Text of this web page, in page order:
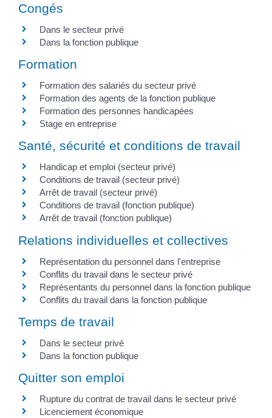
Congés
Dans le secteur privé
Dans la fonction publique
Formation
Formation des salariés du secteur privé
Formation des agents de la fonction publique
Formation des personnes handicapées
Stage en entreprise
Santé, sécurité et conditions de travail
Handicap et emploi (secteur privé)
Conditions de travail (secteur privé)
Arrêt de travail (secteur privé)
Conditions de travail (fonction publique)
Arrêt de travail (fonction publique)
Relations individuelles et collectives
Représentation du personnel dans l'entreprise
Conflits du travail dans le secteur privé
Représentants du personnel dans la fonction publique
Conflits du travail dans la fonction publique
Temps de travail
Dans le secteur privé
Dans la fonction publique
Quitter son emploi
Rupture du contrat de travail dans le secteur privé
Licenciement économique